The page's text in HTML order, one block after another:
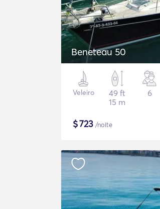
Beneteau 50
Veleiro
49 ft
15 m
6
$723 /noite